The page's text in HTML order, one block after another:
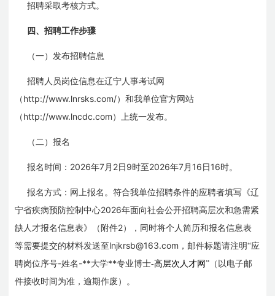
招聘采取考核方式。
四、招聘工作步骤
（一）发布招聘信息
招聘人员岗位信息在辽宁人事考试网
（ http://www.lnrsks.com/）和我单位官方网站
（ http://www.lncdc.com ）上统一发布。
（二）报名
报名时间： 2026年7 月 2日 9时至2026年7 月 16 日 16时。
报名方式：网上报名。符合我单位招聘条件的应聘者填写《辽
宁省疾病预防控制中心2026年面向社会公开招聘高层次和急需紧
缺人才报名信息表》（附件2），同时将个人简历和报名信息表
等需要提交的材料发送至lnjkrsb@163.com ，邮件标题请注明“应
聘岗位序号-姓名 -**大学**专业博士-高层次人才网”（以电子邮
件接收时间为准，逾期作废）。